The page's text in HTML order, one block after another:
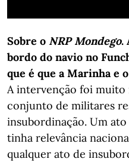
Sobre o NRP Mondego.
bordo do navio no
que é que a Marinha e
A intervenção foi muito
conjunto de militares
insubordinação. Um
tinha relevância
qualquer ato de